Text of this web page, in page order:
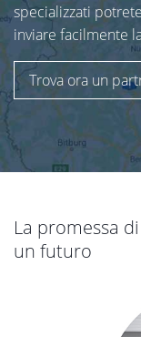
specializzati
inviare facilmente
Trova ora un
La promessa
un futuro